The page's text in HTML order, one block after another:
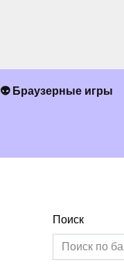
👽 Браузерные игры
Поиск